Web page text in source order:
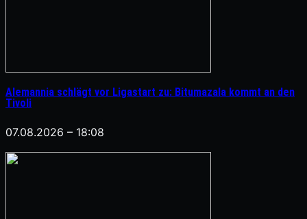
Alemannia schlägt vor Ligastart zu: Bitumazala kommt an den
Tivoli
07.08.2026 – 18:08